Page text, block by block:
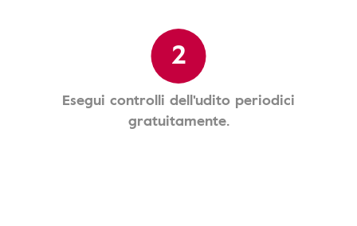
2
Esegui controlli dell'udito periodici
gratuitamente.